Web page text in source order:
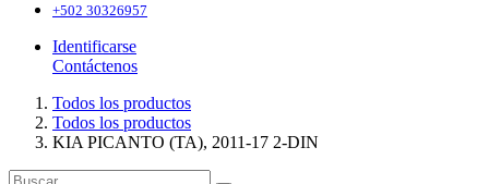
+502 30326957
Identificarse
Contáctenos
Todos los productos
Todos los productos
KIA PICANTO (TA), 2011-17 2-DIN